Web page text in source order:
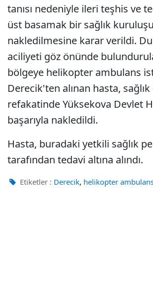
tanısı nedeniyle ileri teşhis ve
üst basamak bir sağlık
nakledilmesine karar verildi.
aciliyeti göz önünde
bölgeye helikopter ambulans
Derecik'ten alınan hasta,
refakatinde Yüksekova Devlet
başarıyla nakledildi.
Hasta, buradaki yetkili sağlık
tarafından tedavi altına alındı.
Etiketler : Derecik, helikopter